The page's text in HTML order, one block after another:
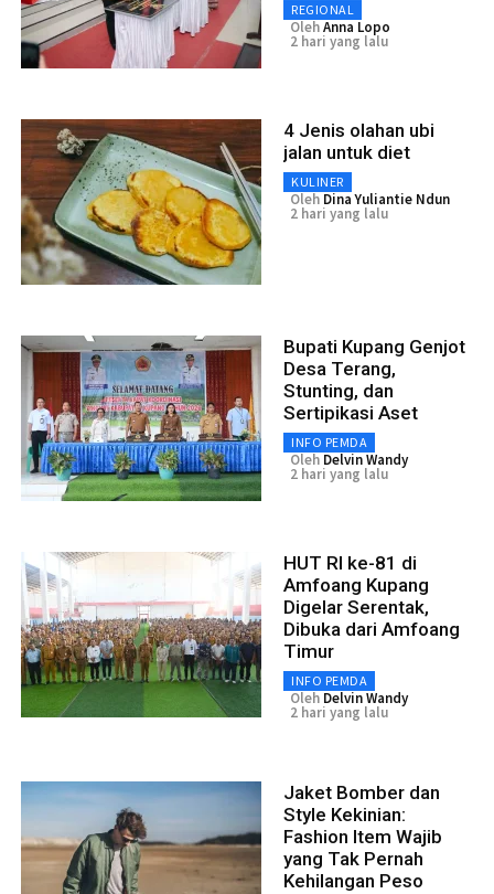
REGIONAL
OlehAnna Lopo
2 hari yang lalu
4 Jenis olahan ubi
jalan untuk diet
KULINER
Oleh Dina Yuliantie Ndun
2 hari yang lalu
Bupati Kupang Genjot
Desa Terang,
Stunting, dan
Sertipikasi Aset
INFO PEMDA
Oleh Delvin Wandy
2 hari yang lalu
HUT RI ke-81 di
Amfoang Kupang
Digelar Serentak,
Dibuka dari Amfoang
Timur
INFO PEMDA
Oleh Delvin Wandy
2 hari yang lalu
Jaket Bomber dan
Style Kekinian:
Fashion Item Wajib
yang Tak Pernah
Kehilangan Peso